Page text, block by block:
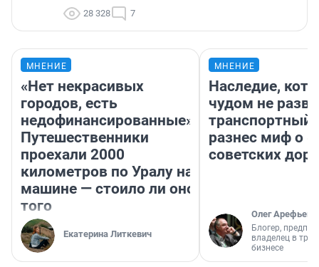
28 328 7
МНЕНИЕ
«Нет некрасивых
городов, есть
недофинансированные».
Путешественники
проехали 2000
километров по Уралу на
машине — стоило ли оно
того
Екатерина Литкевич
МНЕНИЕ
Наследие,
чудом не
транспортный
разнес миф о
советских
Олег Арефьев
Блогер,
владелец в
бизнесе